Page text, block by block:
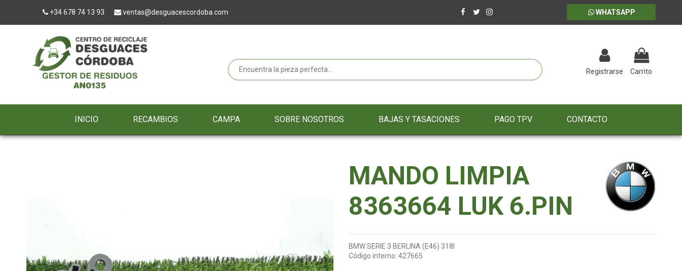
+34 678 74 13 93 ventas@desguacescordoba.com WHATSAPP
Registrarse Carrito
INICIO RECAMBIOS CAMPA SOBRE NOSOTROS BAJAS Y TASACIONES PAGO TPV CONTACTO
MANDO LIMPIA
8363664 LUK 6.PIN
BMW SERIE 3 BERLINA (E46) 318I
Código interno: 427665